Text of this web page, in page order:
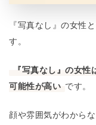
『写真なし』の女性
す。
『写真なし』の女
可能性が高い です。
顔や雰囲気がわから